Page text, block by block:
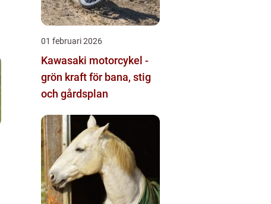
01 februari 2026
Kawasaki motorcykel -
grön kraft för bana, stig
och gårdsplan